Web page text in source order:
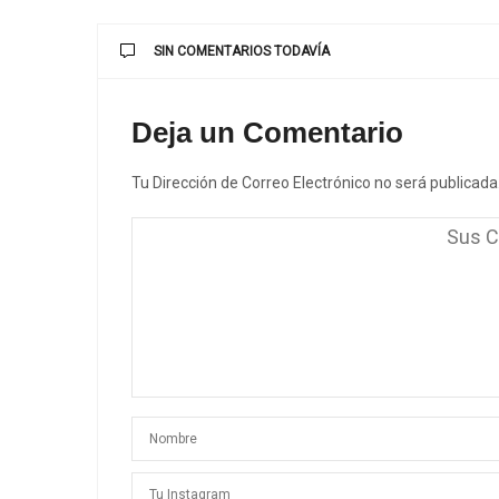
SIN COMENTARIOS TODAVÍA
Deja un Comentario
Tu Dirección de Correo Electrónico no será